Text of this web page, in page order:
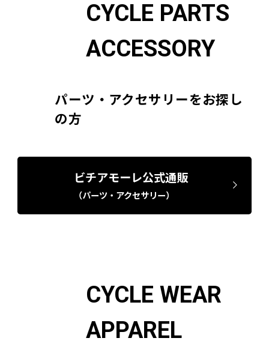
CYCLE PARTS
ACCESSORY
パーツ・アクセサリーをお探し
の方
ビチアモーレ公式通販
（パーツ・アクセサリー）
CYCLE WEAR
APPAREL